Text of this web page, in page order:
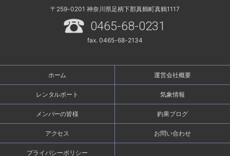
〒259-0201 神奈川県足柄下郡真鶴町真鶴1117
0465-68-0231
fax. 0465-68-2134
ホーム 運営会社概要
レンタルボート 気象情報
メンバーの皆様 釣果ブログ
アクセス お問い合わせ
プライバシーポリシー